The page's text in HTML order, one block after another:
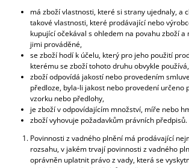
má zboží vlastnosti, které si strany ujednaly, a
takové vlastnosti, které prodávající nebo
kupující očekával s ohledem na povahu zboží
jimi prováděné,
se zboží hodí k účelu, který pro jeho použití
kterému se zboží tohoto druhu obvykle používá,
zboží odpovídá jakostí nebo provedením
předloze, byla-li jakost nebo provedení určeno
vzorku nebo předlohy,
je zboží v odpovídajícím množství, míře nebo
zboží vyhovuje požadavkům právních předpisů.
Povinnosti z vadného plnění má prodávající
rozsahu, v jakém trvají povinnosti z vadného
oprávněn uplatnit právo z vady, která se